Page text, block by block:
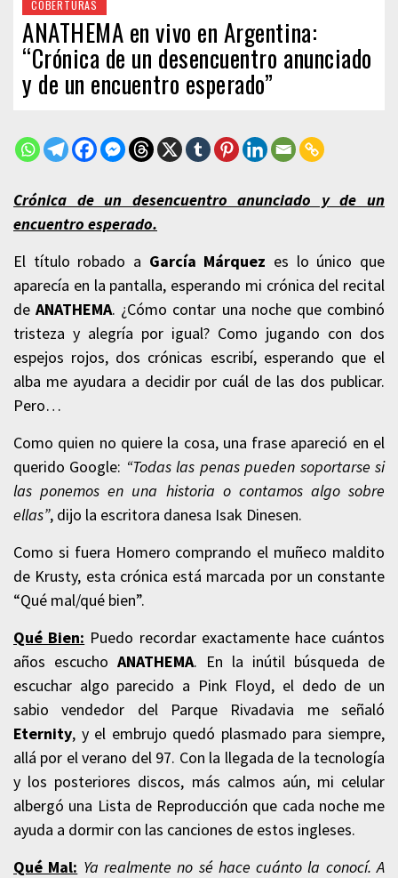
COBERTURAS
ANATHEMA en vivo en Argentina:
“Crónica de un desencuentro anunciado
y de un encuentro esperado”
Crónica de un desencuentro anunciado y de un
encuentro esperado.
El título robado a García Márquez es lo único que
aparecía en la pantalla, esperando mi crónica del recital
deANATHEMA. ¿Cómo contar una noche que combinó
tristeza y alegría por igual? Como jugando con dos
espejos rojos, dos crónicas escribí, esperando que el
alba me ayudara a decidir por cuál de las dos publicar.
Pero…
Como quien no quiere la cosa, una frase apareció en el
querido Google: “Todas las penas pueden soportarse si
las ponemos en una historia o contamos algo sobre
ellas”, dijo la escritora danesa Isak Dinesen.
Como si fuera Homero comprando el muñeco maldito
de Krusty, esta crónica está marcada por un constante
“Qué mal/qué bien”.
Qué Bien: Puedo recordar exactamente hace cuántos
años escucho ANATHEMA. En la inútil búsqueda de
escuchar algo parecido a Pink Floyd, el dedo de un
sabio vendedor del Parque Rivadavia me señaló
Eternity, y el embrujo quedó plasmado para siempre,
allá por el verano del 97. Con la llegada de la tecnología
y los posteriores discos, más calmos aún, mi celular
albergó una Lista de Reproducción que cada noche me
ayuda a dormir con las canciones de estos ingleses.
Qué Mal: Ya realmente no sé hace cuánto la conocí. A